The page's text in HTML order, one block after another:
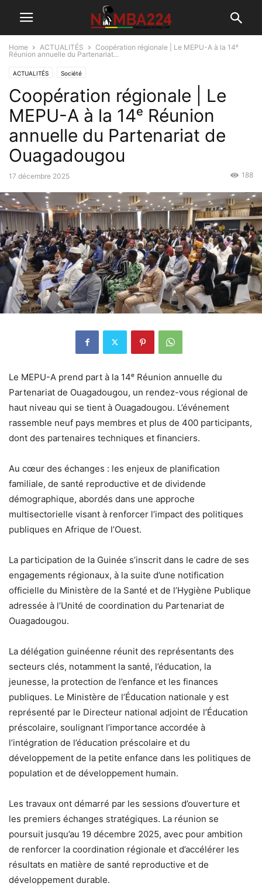
Home ACTUALITÉS
Coopération régionale | Le MEPU-A à la 14ᵉ
Réunion annuelle du Partenariat...
ACTUALITÉS Société
Coopération régionale | Le
MEPU-A à la 14ᵉ Réunion
annuelle du Partenariat de
Ouagadougou
17 décembre 2025 188
Le MEPU-A prend part à la 14ᵉ Réunion annuelle du
Partenariat de Ouagadougou, un rendez-vous régional de
haut niveau qui se tient à Ouagadougou. L’événement
rassemble neuf pays membres et plus de 400 participants,
dont des partenaires techniques et financiers.
Au cœur des échanges : les enjeux de planification
familiale, de santé reproductive et de dividende
démographique, abordés dans une approche
multisectorielle visant à renforcer l’impact des politiques
publiques en Afrique de l’Ouest.
La participation de la Guinée s’inscrit dans le cadre de ses
engagements régionaux, à la suite d’une notification
officielle du Ministère de la Santé et de l’Hygiène Publique
adressée à l’Unité de coordination du Partenariat de
Ouagadougou.
La délégation guinéenne réunit des représentants des
secteurs clés, notamment la santé, l’éducation, la
jeunesse, la protection de l’enfance et les finances
publiques. Le Ministère de l’Éducation nationale y est
représenté par le Directeur national adjoint de l’Éducation
préscolaire, soulignant l’importance accordée à
l’intégration de l’éducation préscolaire et du
développement de la petite enfance dans les politiques de
population et de développement humain.
Les travaux ont démarré par les sessions d’ouverture et
les premiers échanges stratégiques. La réunion se
poursuit jusqu’au 19 décembre 2025, avec pour ambition
de renforcer la coordination régionale et d’accélérer les
résultats en matière de santé reproductive et de
développement durable.